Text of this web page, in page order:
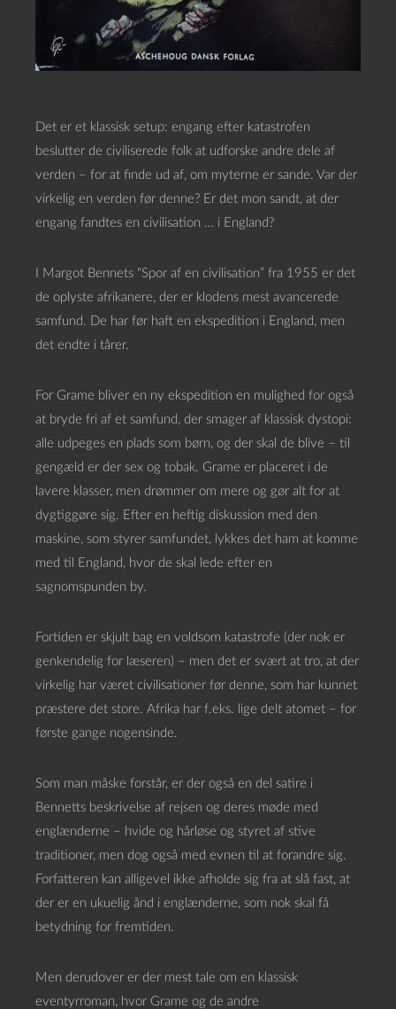
Det er et klassisk setup: engang efter katastrofen
beslutter de civiliserede folk at udforske andre dele af
verden – for at finde ud af, om myterne er sande. Var der
virkelig en verden før denne? Er det mon sandt, at der
engang fandtes en civilisation … i England?
I Margot Bennets “Spor af en civilisation” fra 1955 er det
de oplyste afrikanere, der er klodens mest avancerede
samfund. De har før haft en ekspedition i England, men
det endte i tårer.
For Grame bliver en ny ekspedition en mulighed for også
at bryde fri af et samfund, der smager af klassisk dystopi:
alle udpeges en plads som børn, og der skal de blive – til
gengæld er der sex og tobak. Grame er placeret i de
lavere klasser, men drømmer om mere og gør alt for at
dygtiggøre sig. Efter en heftig diskussion med den
maskine, som styrer samfundet, lykkes det ham at komme
med til England, hvor de skal lede efter en
sagnomspunden by.
Fortiden er skjult bag en voldsom katastrofe (der nok er
genkendelig for læseren) – men det er svært at tro, at der
virkelig har været civilisationer før denne, som har kunnet
præstere det store. Afrika har f.eks. lige delt atomet – for
første gange nogensinde.
Som man måske forstår, er der også en del satire i
Bennetts beskrivelse af rejsen og deres møde med
englænderne – hvide og hårløse og styret af stive
traditioner, men dog også med evnen til at forandre sig.
Forfatteren kan alligevel ikke afholde sig fra at slå fast, at
der er en ukuelig ånd i englænderne, som nok skal få
betydning for fremtiden.
Men derudover er der mest tale om en klassisk
eventyrroman, hvor Grame og de andre